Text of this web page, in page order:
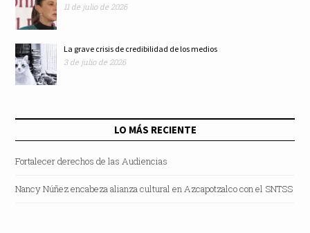
11 de julio de 2026
La grave crisis de credibilidad de los medios
3 de julio de 2026
LO MÁS RECIENTE
Fortalecer derechos de las Audiencias
Nancy Núñez encabeza alianza cultural en Azcapotzalco con el SNTSS